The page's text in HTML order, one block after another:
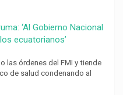
‘Al Gobierno Nacional
ecuatorianos’
las órdenes del FMI y tiende
de salud condenando al